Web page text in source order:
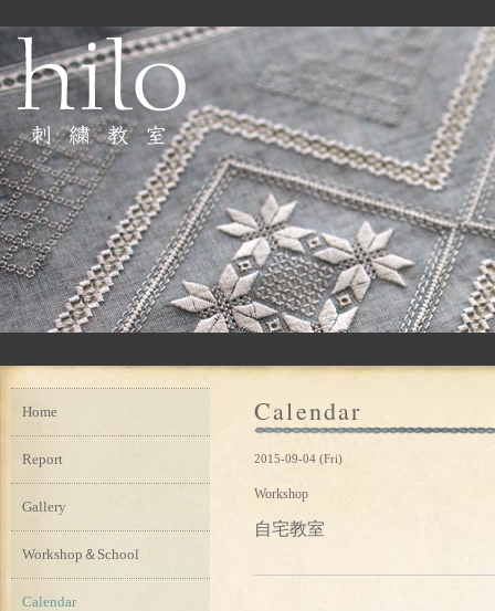
Calendar
2015-09-04 (Fri)
Workshop
自宅教室
Home
Report
Gallery
Workshop＆School
Calendar